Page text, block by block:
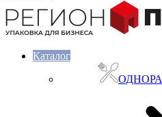
Каталог